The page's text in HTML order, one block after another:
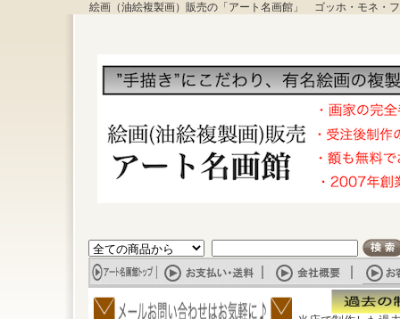
絵画（油絵複製画）販売の「アート名画館」 ゴッホ・モネ・